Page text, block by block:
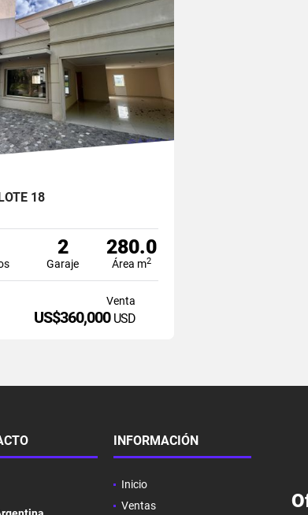
18
2
Garaje
280.0
Área m2
Venta
US$360,000 USD
INFORMACIÓN
Inicio
Ventas